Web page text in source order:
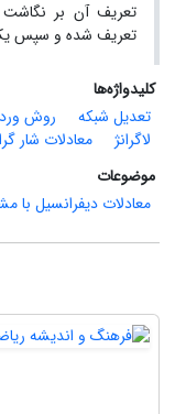
تعریف آن بر
تعریف شده و سپس یک
کلیدواژه‌ها
تعدیل شبکه
روش
لاگرانژ
معادلات شار
موضوعات
معادلات دیفرانسیل با